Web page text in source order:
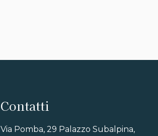
Contatti
Via Pomba, 29 Palazzo Subalpina,